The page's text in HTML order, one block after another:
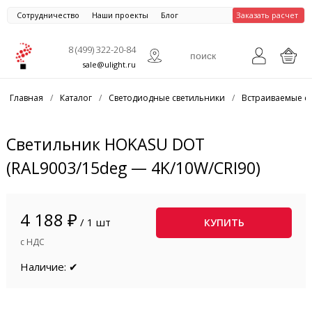
Сотрудничество Наши проекты Блог Заказать расчет
8 (499) 322-20-84
sale@ulight.ru
Главная / Каталог / Светодиодные светильники / Встраиваемые
Светильник HOKASU DOT
(RAL9003/15deg — 4K/10W/CRI90)
4 188 ₽ / 1 шт
с НДС
КУПИТЬ
Наличие: ✔